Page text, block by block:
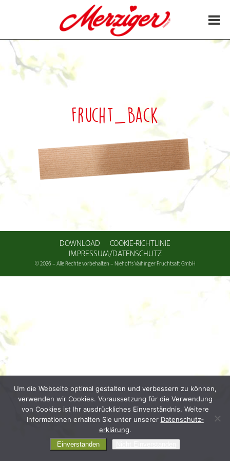
25. Juni 2017
Frucht_Back
DOWNLOAD COOKIE-RICHTLINIE
IMPRESSUM/DATENSCHUTZ
© 2026 – Alle Rechte vorbehalten – Niehoffs Vaihinger Fruchtsaft GmbH
Um die Webseite optimal gestalten und verbessern zu können,
verwenden wir Cookies. Voraussetzung für die Verwendung
von Cookies ist Ihr ausdrückliches Einverständnis. Weitere
Informationen erhalten Sie unter unserer Daten­schutz­
erklärung.
Einverstanden